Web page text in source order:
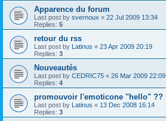
Apparence du forum
Last post by svernoux « 22 Jul 2009 13:34
Replies: 5
retour du rss
Last post by Latinus « 23 Apr 2009 20:19
Replies: 3
Nouveautés
Last post by CEDRIC75 « 26 Mar 2009 22:09
Replies: 4
promouvoir l'emoticone "hello" ??
Last post by Latinus « 13 Dec 2008 16:14
Replies: 3